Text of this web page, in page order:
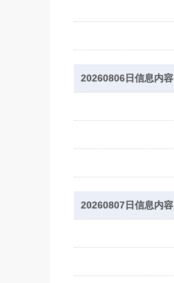
20260806日信息内容
20260807日信息内容